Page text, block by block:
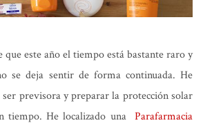
que este año el tiempo está bastante raro y
se deja sentir de forma continuada. He
previsora y preparar la protección solar
tiempo. He localizado una Parafarmacia